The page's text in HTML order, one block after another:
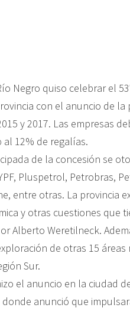
Negro quiso celebrar el
con el anuncio de
y 2017. Las empresas
12% de regalías.
de la concesión se
Pluspetrol, Petrobras,
entre otras. La provincia
y otras cuestiones que
Alberto Weretilneck.
de otras 15
Sur.
el anuncio en la ciudad
donde anunció que